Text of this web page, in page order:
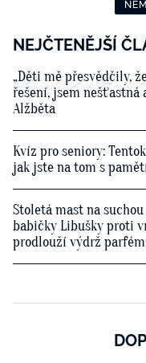
NEJČTENĚJŠÍ
„Děti mě přesvědčily,
řešení, jsem nešťastná
Alžběta
Kvíz pro seniory:
jak jste na tom s
Stoletá mast na
babičky Libušky proti
prodlouží výdrž